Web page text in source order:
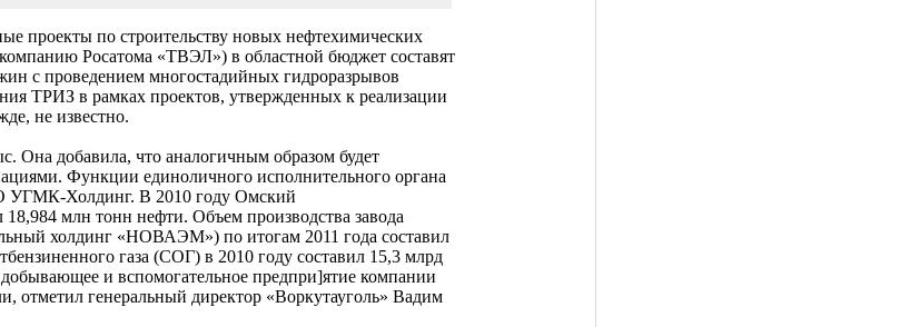
проекты по строительству новых нефтехимических
Росатома «ТВЭЛ») в областной бюджет составят
с проведением многостадийных гидроразрывов
ТРИЗ в рамках проектов, утвержденных к реализации
не известно.
Она добавила, что аналогичным образом будет
Функции единоличного исполнительного органа
УГМК-Холдинг. В 2010 году Омский
млн тонн нефти. Объем производства завода
холдинг «НОВАЭМ») по итогам 2011 года составил
газа (СОГ) в 2010 году составил 15,3 млрд
и вспомогательное предпри]ятие компании
отметил генеральный директор «Воркутауголь» Вадим